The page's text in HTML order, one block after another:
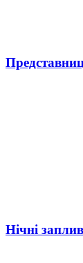
Нічні